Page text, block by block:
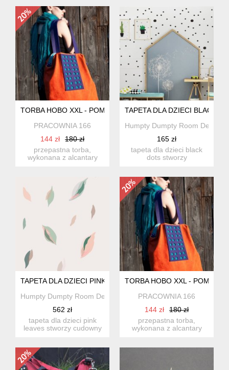
TORBA HOBO XXL - POMARAŃCZ,FIOLET, SZMARAGD
PRACOWNIA 166
144 zł
180 zł
przepastna torba,
wykonana z alcantary
TAPETA DLA DZIECI BLACK
Humpty Dumpty Room
165 zł
tapeta dla dzieci black
dots stworzy
TAPETA DLA DZIECI PINK LEAVES
Humpty Dumpty Room Decoration
562 zł
tapeta dla dzieci pink
leaves stworzy cudowny
TORBA HOBO XXL -
PRACOWNIA 166
144 zł
180 zł
przepastna torba,
wykonana z alcantary